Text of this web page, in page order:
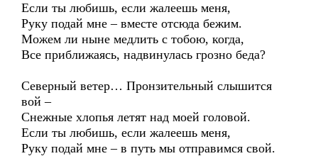
Если ты любишь, если жалеешь меня,
Руку подай мне – вместе отсюда бежим.
Можем ли ныне медлить с тобою, когда,
Все приближаясь, надвинулась грозно беда?
Северный ветер… Пронзительный слышится
вой –
Снежные хлопья летят над моей головой.
Если ты любишь, если жалеешь меня,
Руку подай мне – в путь мы отправимся свой.